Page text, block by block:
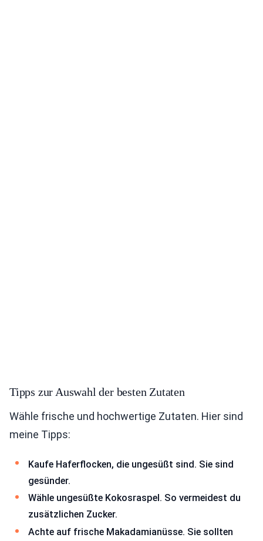
Tipps zur Auswahl der besten Zutaten
Wähle frische und hochwertige Zutaten. Hier sind
meine Tipps:
Kaufe Haferflocken, die ungesüßt sind. Sie sind
gesünder.
Wähle ungesüßte Kokosraspel. So vermeidest du
zusätzlichen Zucker.
Achte auf frische Makadamianüsse. Sie sollten